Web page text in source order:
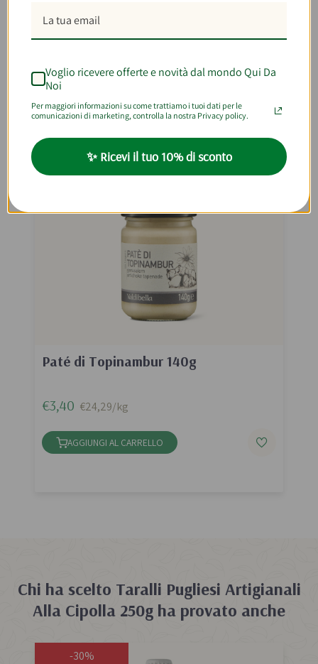
AGGIUNGI AL CARRELLO
Paté di Topinambur 140g
€3,40 €24,29/kg
AGGIUNGI AL CARRELLO
Chi ha scelto Taralli Pugliesi Artigianali
Alla Cipolla 250g ha provato anche
-30%
Voglio ricevere offerte e novità dal mondo Qui Da
Noi
Per maggiori informazioni su come trattiamo i tuoi dati per le
comunicazioni di marketing, controlla la nostra Privacy policy.
✨ Ricevi il tuo 10% di sconto